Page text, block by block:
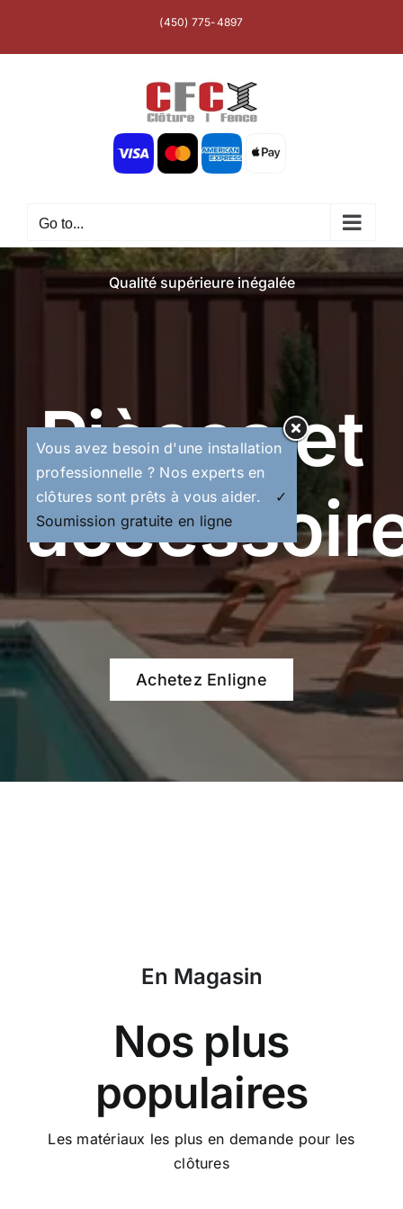
(450) 775-4897
Go to...
Qualité supérieure inégalée
Pièces et
Achetez Enligne
En Magasin
Nos plus
populaires
Les matériaux les plus en demande pour les
clôtures
Vous avez besoin d'une installation
professionnelle ? Nos experts en
clôtures sont prêts à vous aider.
✓
Soumission gratuite en ligne